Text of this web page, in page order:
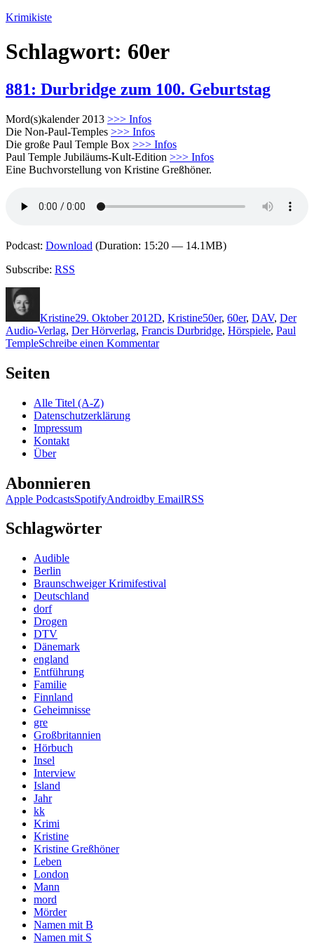
Zum
springen
Krimikiste
Schlagwort: 60er
881: Durbridge zum 100. Geburtstag
Mord(s)kalender 2013 >>> Infos
Die Non-Paul-Temples >>> Infos
Die große Paul Temple Box >>> Infos
Paul Temple Jubiläums-Kult-Edition >>> Infos
Eine Buchvorstellung von Kristine Greßhöner.
Podcast: Download (Duration: 15:20 — 14.1MB)
Subscribe: RSS
Kristine29. Oktober 2012D, Kristine50er, 60er, DAV, Der
Audio-Verlag, Der Hörverlag, Francis Durbridge, Hörspiele, Paul
TempleSchreibe einen Kommentarzu
Seiten
Alle Titel (A-Z)
Datenschutzerklärung
Impressum
Kontakt
Über
Abonnieren
Apple PodcastsSpotifyAndroidby EmailRSS
Schlagwörter
Audible
Berlin
Braunschweiger Krimifestival
Deutschland
dorf
Drogen
DTV
Dänemark
england
Entführung
Familie
Finnland
Geheimnisse
gre
Großbritannien
Hörbuch
Insel
Interview
Island
Jahr
kk
Krimi
Kristine
Kristine Greßhöner
Leben
London
Mann
mord
Mörder
Namen mit B
Namen mit S